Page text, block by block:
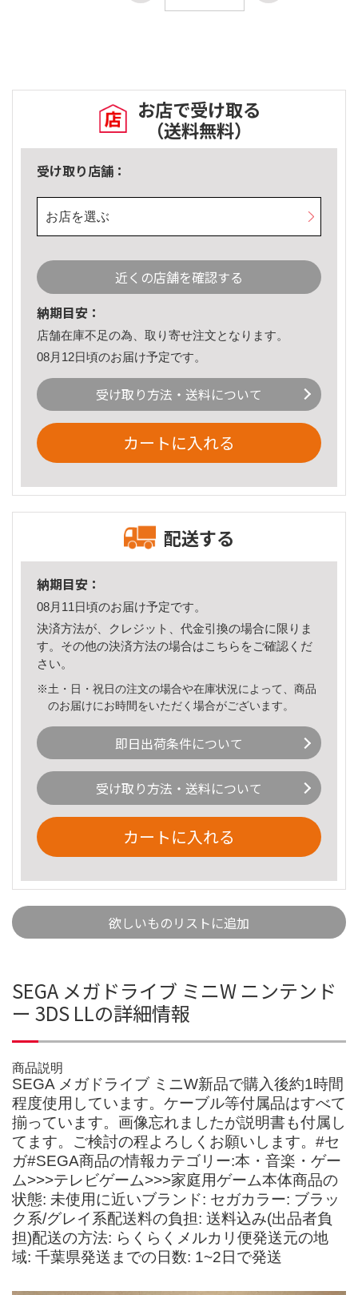
お店で受け取る
（送料無料）
受け取り店舗：
お店を選ぶ
近くの店舗を確認する
納期目安：
店舗在庫不足の為、取り寄せ注文となります。
08月12日頃のお届け予定です。
受け取り方法・送料について
カートに入れる
配送する
納期目安：
08月11日頃のお届け予定です。
決済方法が、クレジット、代金引換の場合に限りま
す。その他の決済方法の場合はこちら をご確認くだ
さい。
※土・日・祝日の注文の場合や在庫状況によって、商品
のお届けにお時間をいただく場合がございます。
即日出荷条件について
受け取り方法・送料について
カートに入れる
欲しいものリストに追加
SEGA メガドライブ ミニW ニンテンド
ー 3DS LLの詳細情報
商品説明
SEGA メガドライブ ミニW新品で購入後約1時間
程度使用しています。ケーブル等付属品はすべて
揃っています。画像忘れましたが説明書も付属し
てます。ご検討の程よろしくお願いします。#セ
ガ#SEGA商品の情報カテゴリー:本・音楽・ゲー
ム>>>テレビゲーム>>>家庭用ゲーム本体商品の
状態: 未使用に近いブランド: セガカラー: ブラッ
ク系/グレイ系配送料の負担: 送料込み(出品者負
担)配送の方法: らくらくメルカリ便発送元の地
域: 千葉県発送までの日数: 1~2日で発送